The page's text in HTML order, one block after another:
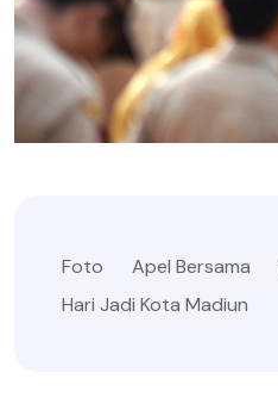
Foto Apel Bersama
Hari Jadi Kota Madiun